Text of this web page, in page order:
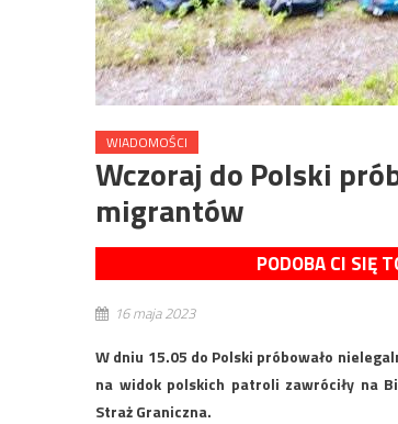
WIADOMOŚCI
Wczoraj do Polski
migrantów
PODOBA CI SIĘ
16 maja 2023
W dniu 15.05 do Polski próbowało
na widok polskich patroli zawróciły na
Straż Graniczna.